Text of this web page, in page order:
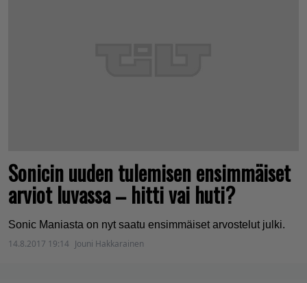
Sonicin uuden tulemisen ensimmäiset
arviot luvassa – hitti vai huti?
Sonic Maniasta on nyt saatu ensimmäiset arvostelut julki.
14.8.2017 19:14 Jouni Hakkarainen